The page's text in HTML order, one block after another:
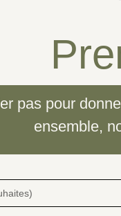
pas pour
ensemble,